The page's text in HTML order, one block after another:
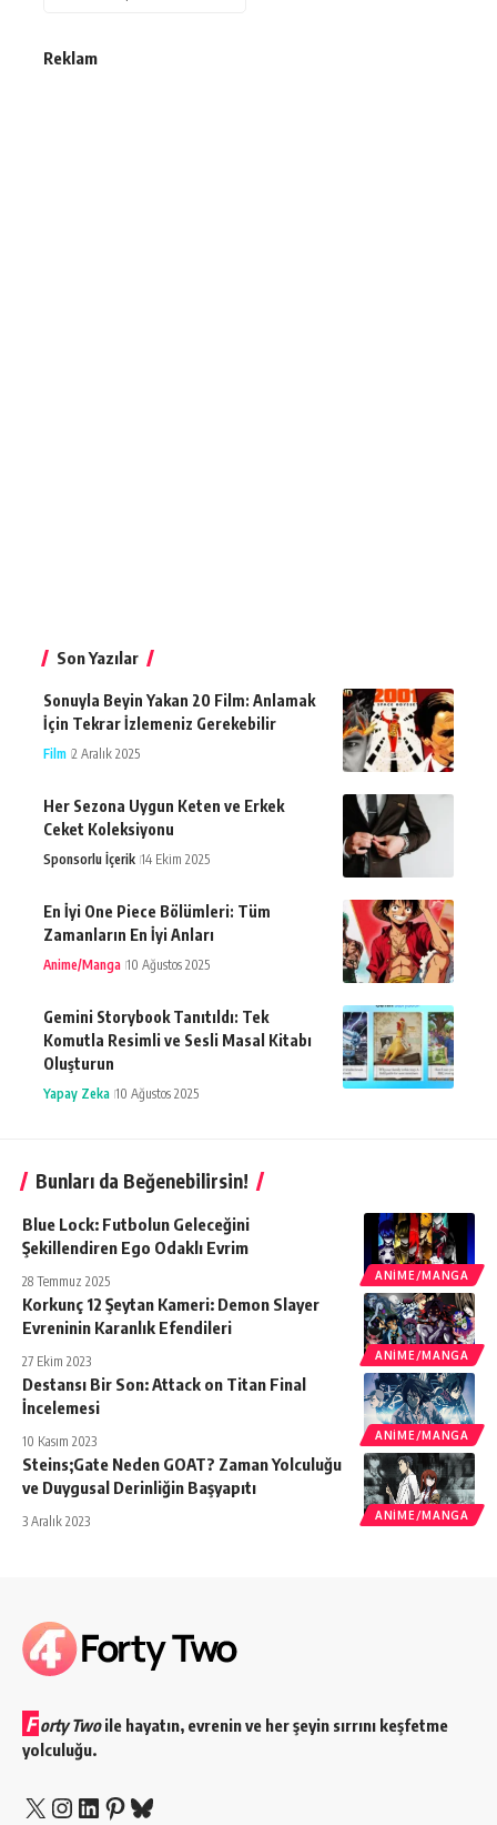
Reklam
Son Yazılar
Sonuyla Beyin Yakan 20 Film: Anlamak
İçin Tekrar İzlemeniz Gerekebilir
Film 2 Aralık 2025
Her Sezona Uygun Keten ve Erkek
Ceket Koleksiyonu
Sponsorlu İçerik 14 Ekim 2025
En İyi One Piece Bölümleri: Tüm
Zamanların En İyi Anları
Anime/Manga 10 Ağustos 2025
Gemini Storybook Tanıtıldı: Tek
Komutla Resimli ve Sesli Masal Kitabı
Oluşturun
Yapay Zeka 10 Ağustos 2025
Bunları da Beğenebilirsin!
ANIME/MANGA
Blue Lock: Futbolun Geleceğini
Şekillendiren Ego Odaklı Evrim
28 Temmuz 2025
ANIME/MANGA
Korkunç 12 Şeytan Kameri: Demon Slayer
Evreninin Karanlık Efendileri
27 Ekim 2023
ANIME/MANGA
Destansı Bir Son: Attack on Titan Final
İncelemesi
10 Kasım 2023
ANIME/MANGA
Steins;Gate Neden GOAT? Zaman Yolculuğu
ve Duygusal Derinliğin Başyapıtı
3 Aralık 2023
F orty Twoile hayatın, evrenin ve her şeyin sırrını keşfetme
yolculuğu.
X Instagram
LinkedIn
Pinterest
Bluesky